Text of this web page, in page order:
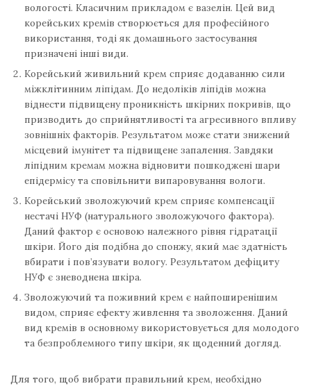
вологості. Класичним прикладом є вазелін. Цей вид
корейських кремів створюється для професійного
використання, тоді як домашнього застосування
призначені інші види.
Корейський живильний крем сприяє додаванню сили
міжклітинним ліпідам. До недоліків ліпідів можна
віднести підвищену проникність шкірних покривів, що
призводить до сприйнятливості та агресивного впливу
зовнішніх факторів. Результатом може стати знижений
місцевий імунітет та підвищене запалення. Завдяки
ліпідним кремам можна відновити пошкоджені шари
епідермісу та сповільнити випаровування вологи.
Корейський зволожуючий крем сприяє компенсації
нестачі НУФ (натурального зволожуючого фактора).
Даний фактор є основою належного рівня гідратації
шкіри. Його дія подібна до спонжу, який має здатність
вбирати і пов’язувати вологу. Результатом дефіциту
НУФ є зневоднена шкіра.
Зволожуючий та поживний крем є найпоширенішим
видом, сприяє ефекту живлення та зволоження. Даний
вид кремів в основному використовується для молодого
та безпроблемного типу шкіри, як щоденний догляд.
Для того, щоб вибрати правильний крем, необхідно